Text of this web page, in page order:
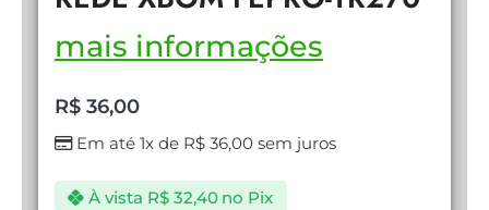
mais informações
R$ 36,00
Em até 1x de R$36,00sem juros
À vista R$32,40 no Pix